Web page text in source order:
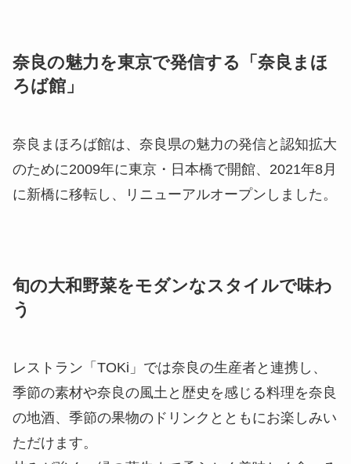
奈良の魅力を東京で発信する「奈良まほ
ろば館」
奈良まほろば館は、奈良県の魅力の発信と認知拡大
のために2009年に東京・日本橋で開館、2021年8月
に新橋に移転し、リニューアルオープンしました。
旬の大和野菜をモダンなスタイルで味わ
う
レストラン「TOKi」では奈良の生産者と連携し、
季節の素材や奈良の風土と歴史を感じる料理を奈良
の地酒、季節の果物のドリンクとともにお楽しみい
ただけます。